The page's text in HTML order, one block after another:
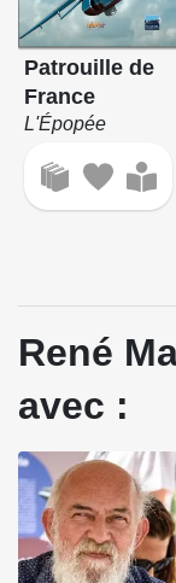
Patrouille de
France
L'Épopée
René
avec :